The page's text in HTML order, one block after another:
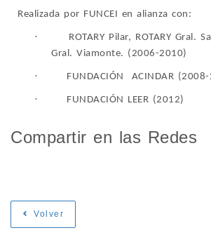
Realizada por FUNCEI en alianza con:
·
ROTARY Pilar, ROTARY Gral.
Gral. Viamonte. (2006-2010)
· FUNDACIÓN ACINDAR
· FUNDACIÓN LEER (2012)
Compartir en las Redes
Volver